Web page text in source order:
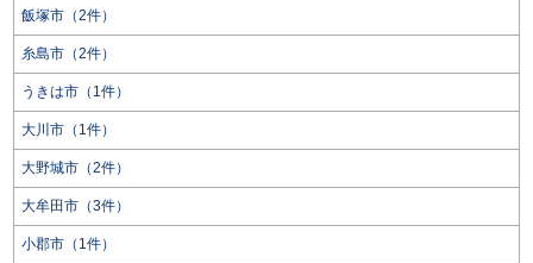
飯塚市（2件）
糸島市（2件）
うきは市（1件）
大川市（1件）
大野城市（2件）
大牟田市（3件）
小郡市（1件）